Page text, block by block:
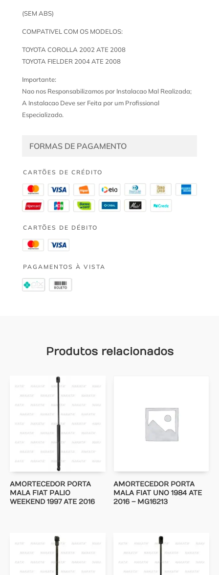
(SEM ABS)
COMPATIVEL COM OS MODELOS:
TOYOTA COROLLA 2002 ATE 2008
TOYOTA FIELDER 2004 ATE 2008
Importante:
Nao nos Responsabilizamos por Instalacao Mal Realizada;
A Instalacao Deve ser Feita por um Profissional
Especializado.
FORMAS DE PAGAMENTO
CARTÕES DE CRÉDITO
CARTÕES DE DÉBITO
PAGAMENTOS À VISTA
Produtos relacionados
AMORTECEDOR PORTA
MALA FIAT PALIO
WEEKEND 1997 ATE 2016
AMORTECEDOR PORTA
MALA FIAT UNO 1984 ATE
2016 – MG16213